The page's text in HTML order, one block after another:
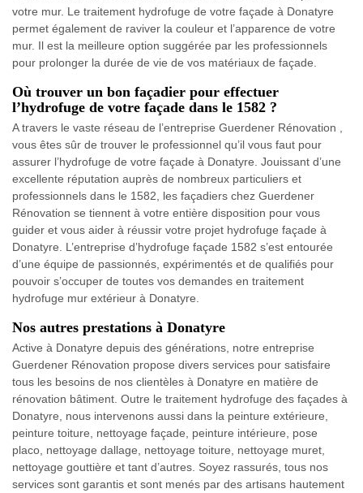
votre mur. Le traitement hydrofuge de votre façade à Donatyre
permet également de raviver la couleur et l’apparence de votre
mur. Il est la meilleure option suggérée par les professionnels
pour prolonger la durée de vie de vos matériaux de façade.
Où trouver un bon façadier pour effectuer
l’hydrofuge de votre façade dans le 1582 ?
A travers le vaste réseau de l’entreprise Guerdener Rénovation ,
vous êtes sûr de trouver le professionnel qu’il vous faut pour
assurer l’hydrofuge de votre façade à Donatyre. Jouissant d’une
excellente réputation auprès de nombreux particuliers et
professionnels dans le 1582, les façadiers chez Guerdener
Rénovation se tiennent à votre entière disposition pour vous
guider et vous aider à réussir votre projet hydrofuge façade à
Donatyre. L’entreprise d’hydrofuge façade 1582 s’est entourée
d’une équipe de passionnés, expérimentés et de qualifiés pour
pouvoir s’occuper de toutes vos demandes en traitement
hydrofuge mur extérieur à Donatyre.
Nos autres prestations à Donatyre
Active à Donatyre depuis des générations, notre entreprise
Guerdener Rénovation propose divers services pour satisfaire
tous les besoins de nos clientèles à Donatyre en matière de
rénovation bâtiment. Outre le traitement hydrofuge des façades à
Donatyre, nous intervenons aussi dans la peinture extérieure,
peinture toiture, nettoyage façade, peinture intérieure, pose
placo, nettoyage dallage, nettoyage toiture, nettoyage muret,
nettoyage gouttière et tant d’autres. Soyez rassurés, tous nos
services sont garantis et sont menés par des artisans hautement